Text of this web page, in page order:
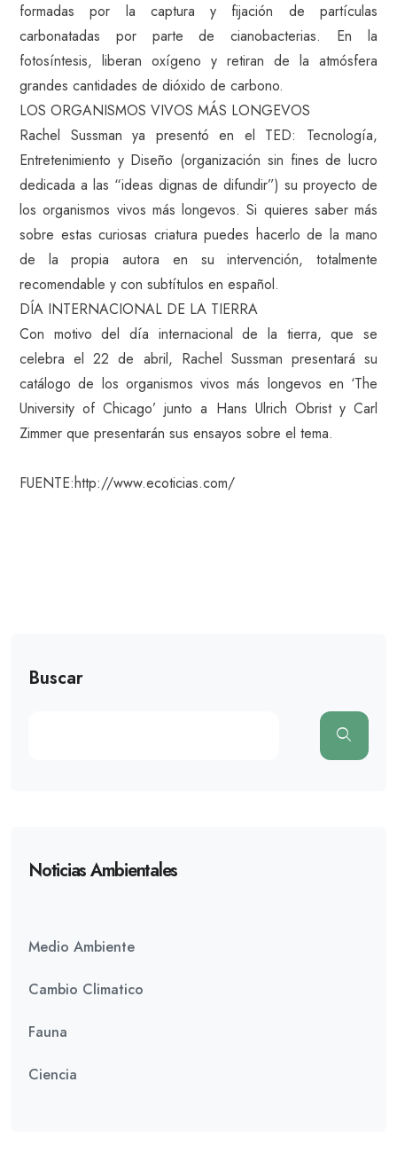
formadas por la captura y fijación de partículas
carbonatadas por parte de cianobacterias. En la
fotosíntesis, liberan oxígeno y retiran de la atmósfera
grandes cantidades de dióxido de carbono.
LOS ORGANISMOS VIVOS MÁS LONGEVOS
Rachel Sussman ya presentó en el TED: Tecnología,
Entretenimiento y Diseño (organización sin fines de lucro
dedicada a las “ideas dignas de difundir”) su proyecto de
los organismos vivos más longevos. Si quieres saber más
sobre estas curiosas criatura puedes hacerlo de la mano
de la propia autora en su intervención, totalmente
recomendable y con subtítulos en español.
DÍA INTERNACIONAL DE LA TIERRA
Con motivo del día internacional de la tierra, que se
celebra el 22 de abril, Rachel Sussman presentará su
catálogo de los organismos vivos más longevos en ‘The
University of Chicago’ junto a Hans Ulrich Obrist y Carl
Zimmer que presentarán sus ensayos sobre el tema.
FUENTE:http://www.ecoticias.com/
Buscar
Noticias Ambientales
Medio Ambiente
Cambio Climatico
Fauna
Ciencia